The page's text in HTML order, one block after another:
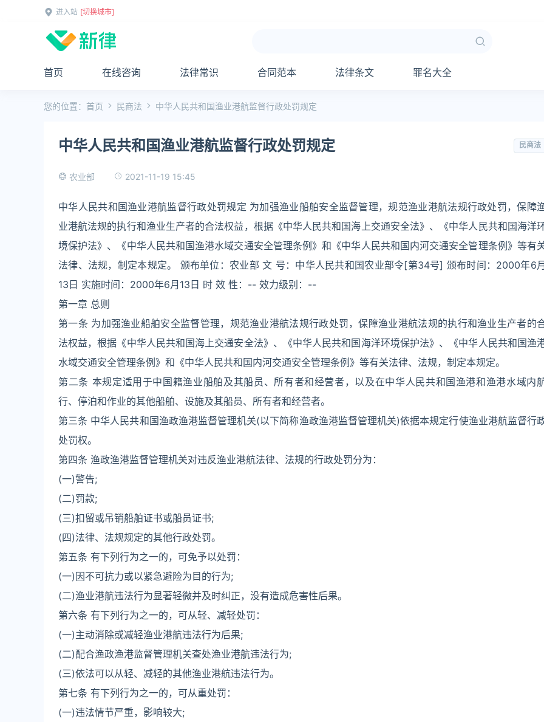
进入站 [切换城市]
首页 在线咨询 法律常识 合同范本 法律条文 罪名大全
您的位置： 首页 民商法 中华人民共和国渔业港航监督行政处罚规定
中华人民共和国渔业港航监督行政处罚规定 民商法
农业部 2021-11-19 15:45
中华人民共和国渔业港航监督行政处罚规定 为加强渔业船舶安全监督管理，规范渔业港航法规行政处罚，保障
业港航法规的执行和渔业生产者的合法权益，根据《中华人民共和国海上交通安全法》、《中华人民共和国海洋
境保护法》、《中华人民共和国渔港水域交通安全管理条例》和《中华人民共和国内河交通安全管理条例》等有
法律、法规，制定本规定。 颁布单位：农业部 文 号：中华人民共和国农业部令[第34号] 颁布时间：2000年6
13日 实施时间：2000年6月13日 时 效 性：-- 效力级别：--
第一章 总则
第一条 为加强渔业船舶安全监督管理，规范渔业港航法规行政处罚，保障渔业港航法规的执行和渔业生产者的
法权益，根据《中华人民共和国海上交通安全法》、《中华人民共和国海洋环境保护法》、《中华人民共和国渔
水域交通安全管理条例》和《中华人民共和国内河交通安全管理条例》等有关法律、法规，制定本规定。
第二条 本规定适用于中国籍渔业船舶及其船员、所有者和经营者，以及在中华人民共和国渔港和渔港水域内
行、停泊和作业的其他船舶、设施及其船员、所有者和经营者。
第三条 中华人民共和国渔政渔港监督管理机关(以下简称渔政渔港监督管理机关)依据本规定行使渔业港航监督行
处罚权。
第四条 渔政渔港监督管理机关对违反渔业港航法律、法规的行政处罚分为：
(一)警告;
(二)罚款;
(三)扣留或吊销船舶证书或船员证书;
(四)法律、法规规定的其他行政处罚。
第五条 有下列行为之一的，可免予以处罚：
(一)因不可抗力或以紧急避险为目的行为;
(二)渔业港航违法行为显著轻微并及时纠正，没有造成危害性后果。
第六条 有下列行为之一的，可从轻、减轻处罚：
(一)主动消除或减轻渔业港航违法行为后果;
(二)配合渔政渔港监督管理机关查处渔业港航违法行为;
(三)依法可以从轻、减轻的其他渔业港航违法行为。
第七条 有下列行为之一的，可从重处罚：
(一)违法情节严重，影响较大;